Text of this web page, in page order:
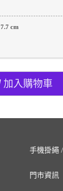
7.7 cm
加入購物車
手機掛繩
門市資訊